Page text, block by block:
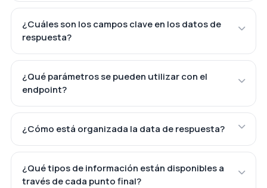
¿Cuáles son los campos clave en los datos de
respuesta?
¿Qué parámetros se pueden utilizar con el
endpoint?
¿Cómo está organizada la data de respuesta?
¿Qué tipos de información están disponibles a
través de cada punto final?